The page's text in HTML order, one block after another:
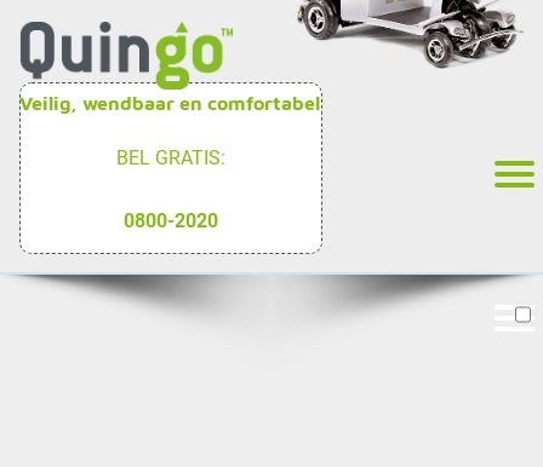
Veilig, wendbaar en comfortabel
BEL GRATIS:
0800-2020